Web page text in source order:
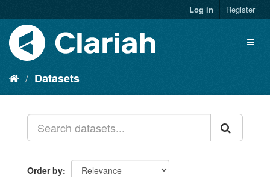
Log in Register
Datasets
Order by